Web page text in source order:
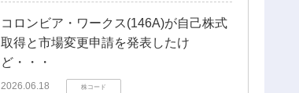
コロンビア・ワークス(146A)が自己株式
取得と市場変更申請を発表したけ
ど・・・
2026.06.18 株コード